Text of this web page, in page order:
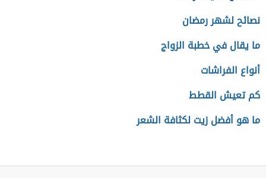
نصائح لشهر رمضان
ما يقال في خطبة الزواج
أنواع الفراشات
كم تعيش القطط
ما هو أفضل زيت لكثافة الشعر